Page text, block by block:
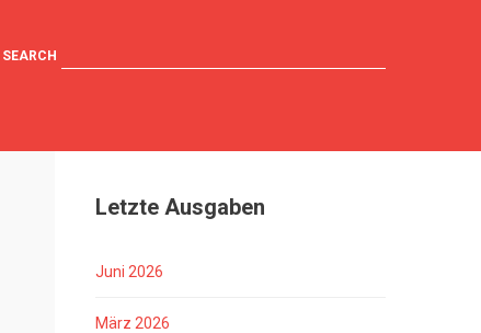
SEARCH
Letzte Ausgaben
Juni 2026
März 2026